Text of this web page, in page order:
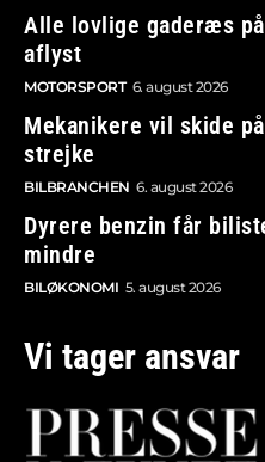
Alle lovlige gaderæs
aflyst
MOTORSPORT 6. august 2026
Mekanikere vil skide
strejke
BILBRANCHEN 6. august 2026
Dyrere benzin får
mindre
BILØKONOMI 5. august 2026
Vi tager ansvar